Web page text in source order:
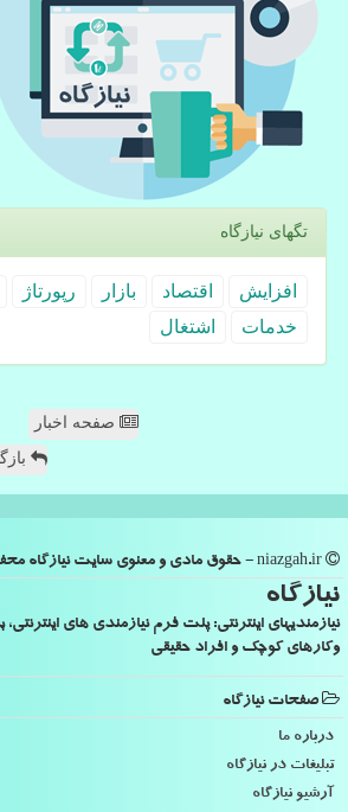
تگهای نیازگاه
افزایش اقتصاد بازار رپورتاژ
خدمات
اشتغال
صفحه اخبار
نیازگاه
نیازمندیهای اینترنتی: پلت فرم نیازمندی های
وکارهای کوچک و افراد حقیقی
صفحات نیازگاه
درباره ما
تبلیغات در نیازگاه
آرشیو نیازگاه